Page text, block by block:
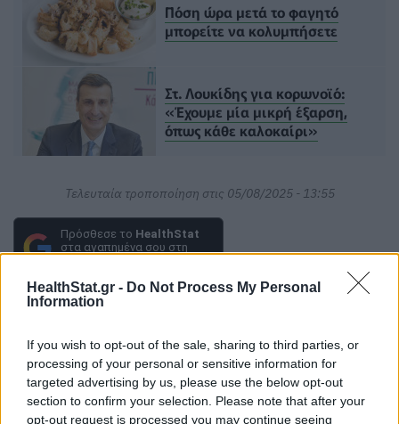
HealthStat.gr - Do Not Process My Personal
Information
If you wish to opt-out of the sale, sharing to third parties, or
processing of your personal or sensitive information for
targeted advertising by us, please use the below opt-out
section to confirm your selection. Please note that after your
opt-out request is processed you may continue seeing
Πόση ώρα μετά το φαγητό
μπορείτε να κολυμπήσετε
Στ. Λουκίδης για κορωνοϊό:
«Έχουμε μία μικρή έξαρση,
όπως κάθε καλοκαίρι»
Τελευταία τροποποίηση στις 05/08/2025 - 13:55
Πρόσθεσε το HealthStat
στα αγαπημένα σου στη
ΠΡΟΪΟΝΤΑ ΠΩΛΗΣΕΙΣ